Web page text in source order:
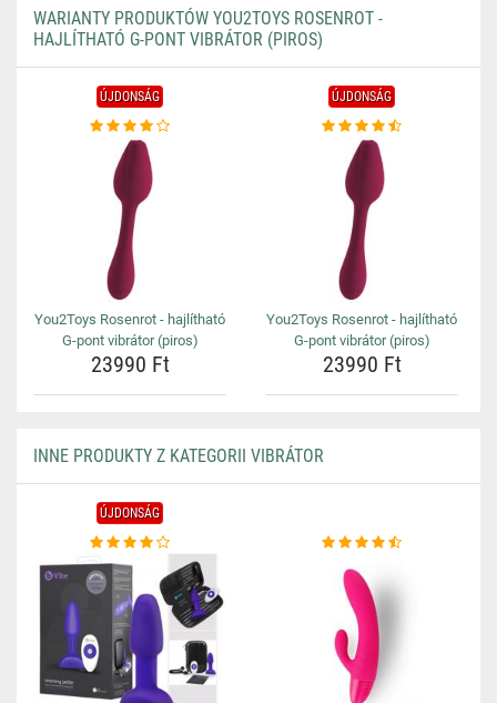
WARIANTY PRODUKTÓW YOU2TOYS ROSENROT -
HAJLÍTHATÓ G-PONT VIBRÁTOR (PIROS)
ÚJDONSÁG
You2Toys Rosenrot - hajlítható
G-pont vibrátor (piros)
23990 Ft
ÚJDONSÁG
You2Toys Rosenrot - hajlítható
G-pont vibrátor (piros)
23990 Ft
INNE PRODUKTY Z KATEGORII VIBRÁTOR
ÚJDONSÁG